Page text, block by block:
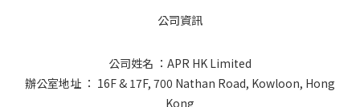
公司資訊
公司姓名 ：APR HK Limited
辦公室地址 ： 16F & 17F, 700 Nathan Road, Kowloon, Hong
Kong